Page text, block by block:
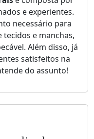
e experientes.
necessário para
e manchas,
Além disso, já
satisfeitos na
do assunto!